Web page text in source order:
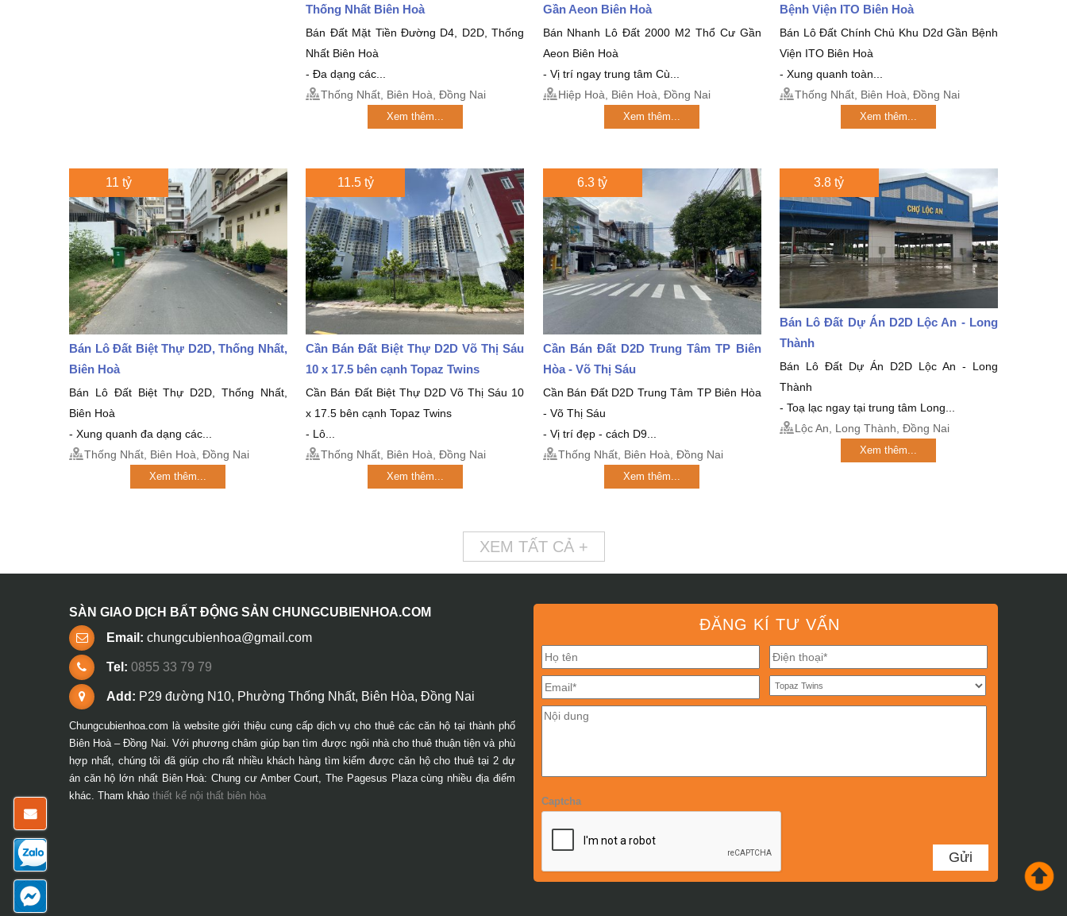
Thống Nhất Biên Hoà
Bán Đất Mặt Tiền Đường D4, D2D, Thống
Nhất Biên Hoà
- Đa dạng các...
Thống Nhất, Biên Hoà, Đồng Nai
Xem thêm...
Gần Aeon Biên Hoà
Bán Nhanh Lô Đất 2000 M2 Thổ Cư Gần
Aeon Biên Hoà
- Vị trí ngay trung tâm Cù...
Hiệp Hoà, Biên Hoà, Đồng Nai
Xem thêm...
Bệnh Viện ITO Biên Hoà
Bán Lô Đất Chính Chủ Khu D2d Gần Bệnh
Viện ITO Biên Hoà
- Xung quanh toàn...
Thống Nhất, Biên Hoà, Đồng Nai
Xem thêm...
11 tỷ
Bán Lô Đất Biệt Thự D2D, Thống Nhất,
Biên Hoà
Bán Lô Đất Biệt Thự D2D, Thống Nhất,
Biên Hoà
- Xung quanh đa dạng các...
Thống Nhất, Biên Hoà, Đồng Nai
Xem thêm...
11.5 tỷ
Cần Bán Đất Biệt Thự D2D Võ Thị Sáu
10 x 17.5 bên cạnh Topaz Twins
Cần Bán Đất Biệt Thự D2D Võ Thị Sáu 10
x 17.5 bên cạnh Topaz Twins
- Lô...
Thống Nhất, Biên Hoà, Đồng Nai
Xem thêm...
6.3 tỷ
Cần Bán Đất D2D Trung Tâm TP Biên
Hòa - Võ Thị Sáu
Cần Bán Đất D2D Trung Tâm TP Biên Hòa
- Võ Thị Sáu
- Vị trí đẹp - cách D9...
Thống Nhất, Biên Hoà, Đồng Nai
Xem thêm...
3.8 tỷ
Bán Lô Đất Dự Án D2D Lộc An - Long
Thành
Bán Lô Đất Dự Án D2D Lộc An - Long
Thành
- Toạ lạc ngay tại trung tâm Long...
Lộc An, Long Thành, Đồng Nai
Xem thêm...
XEM TẤT CẢ +
ĐĂNG KÍ TƯ VẤN
Captcha
SÀN GIAO DỊCH BẤT ĐỘNG SẢN CHUNGCUBIENHOA.COM
Email: chungcubienhoa@gmail.com
Tel: 0855 33 79 79
Add: P29 đường N10, Phường Thống Nhất, Biên Hòa, Đồng Nai
Chungcubienhoa.com là website giới thiệu cung cấp dịch vụ cho thuê các căn hộ tại thành phố
Biên Hoà – Đồng Nai. Với phương châm giúp bạn tìm được ngôi nhà cho thuê thuận tiện và phù
hợp nhất, chúng tôi đã giúp cho rất nhiều khách hàng tìm kiếm được căn hộ cho thuê tại 2 dự
án căn hộ lớn nhất Biên Hoà: Chung cư Amber Court, The Pagesus Plaza cùng nhiều địa điểm
khác. Tham khảo thiết kế nội thất biên hòa